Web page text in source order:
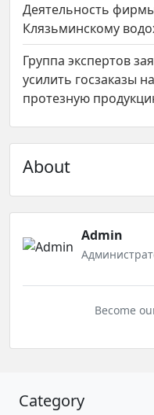
Деятельность
Клязьминскому
Группа экспертов
усилить госзаказы
протезную
About
Admin
Become
Category